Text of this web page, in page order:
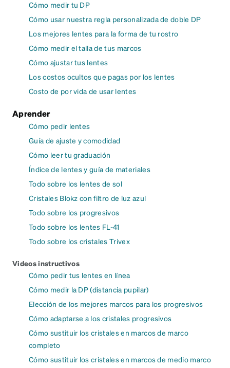
Cómo medir tu DP
Cómo usar nuestra regla personalizada de doble DP
Los mejores lentes para la forma de tu rostro
Cómo medir el talla de tus marcos
Cómo ajustar tus lentes
Los costos ocultos que pagas por los lentes
Costo de por vida de usar lentes
Aprender
Cómo pedir lentes
Guía de ajuste y comodidad
Cómo leer tu graduación
Índice de lentes y guía de materiales
Todo sobre los lentes de sol
Cristales Blokz con filtro de luz azul
Todo sobre los progresivos
Todo sobre los lentes FL-41
Todo sobre los cristales Trivex
Videos instructivos
Cómo pedir tus lentes en línea
Cómo medir la DP (distancia pupilar)
Elección de los mejores marcos para los progresivos
Cómo adaptarse a los cristales progresivos
Cómo sustituir los cristales en marcos de marco
completo
Cómo sustituir los cristales en marcos de medio marco